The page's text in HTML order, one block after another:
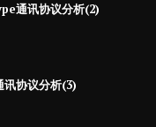
通讯协议分析(2)
协议分析(3)